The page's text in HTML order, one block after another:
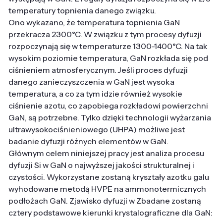
temperatury topnienia danego związku.
Ono wykazano, że temperatura topnienia GaN
przekracza 2300°C. W związku z tym procesy dyfuzji
rozpoczynają się w temperaturze 1300-1400°C. Na tak
wysokim poziomie temperatura, GaN rozkłada się pod
ciśnieniem atmosferycznym. Jeśli proces dyfuzji
danego zanieczyszczenia w GaN jest wysoka
temperatura, a co za tym idzie również wysokie
ciśnienie azotu, co zapobiega rozkładowi powierzchni
GaN, są potrzebne. Tylko dzięki technologii wyżarzania
ultrawysokociśnieniowego (UHPA) możliwe jest
badanie dyfuzji różnych elementów w GaN.
Głównym celem niniejszej pracy jest analiza procesu
dyfuzji Si w GaN o najwyższej jakości strukturalnej i
czystości. Wykorzystane zostaną kryształy azotku galu
wyhodowane metodą HVPE na ammonotermicznych
podłożach GaN. Zjawisko dyfuzji w Zbadane zostaną
cztery podstawowe kierunki krystalograficzne dla GaN: